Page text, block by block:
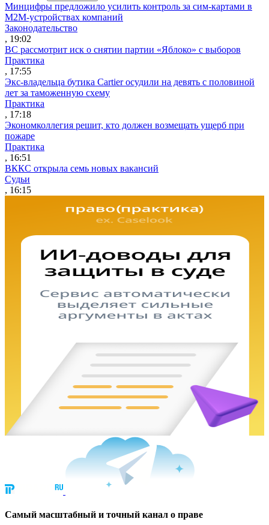
Минцифры предложило усилить контроль за сим-картами в
M2M-устройствах компаний
Законодательство
, 19:02
ВС рассмотрит иск о снятии партии «Яблоко» с выборов
Практика
, 17:55
Экс-владельца бутика Cartier осудили на девять с половиной
лет за таможенную схему
Практика
, 17:18
Экономколлегия решит, кто должен возмещать ущерб при
пожаре
Практика
, 16:51
ВККС открыла семь новых вакансий
Судьи
, 16:15
Cамый масштабный и точный канал о праве